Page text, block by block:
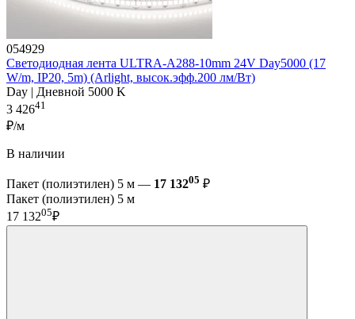
054929
Светодиодная лента ULTRA-A288-10mm 24V Day5000 (17
W/m, IP20, 5m) (Arlight, высок.эфф.200 лм/Вт)
Day | Дневной 5000 K
3 42641
₽/м
В наличии
Пакет (полиэтилен) 5 м — 17 13205 ₽
Пакет (полиэтилен) 5 м
17 13205₽